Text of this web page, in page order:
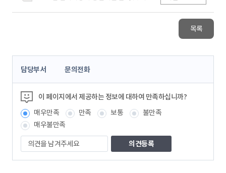
목록
콘
츠
정
보
책
임
자
담당부서 문의전화
이 페이지에서 제공하는 정보에 대하여 만족하십니까?
매우만족
만족 보통
불만족
매우불만족
의
견
을